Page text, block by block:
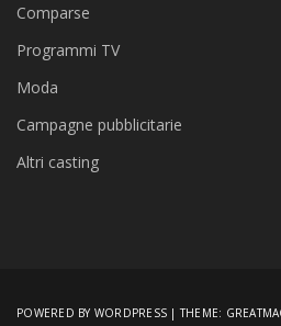
Comparse
Programmi TV
Moda
Campagne pubblicitarie
Altri casting
POWERED BY WORDPRESS |THEME: